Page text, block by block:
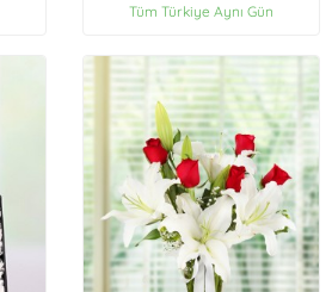
Tüm Türkiye Aynı Gün